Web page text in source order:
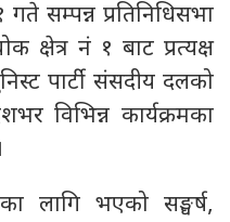
सम्पन्न प्रतिनिधिसभा
क्षेत्र नं १ बाट प्रत्यक्ष
पार्टी संसदीय दलको
विभिन्न कार्यक्रमका
लागि भएको सङ्घर्ष,